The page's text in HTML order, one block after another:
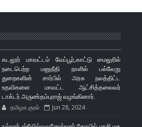
கடலூர் மாவட்டம் வேப்பூர்,காட்டு மைலுரில்
நடைபெற்ற மனுநீதி நாளில் பல்வேறு
துறைகளின் சார்பில் அரசு நலத்திட்ட
உதவிகளை மாவட்ட ஆட்சித்தலைவர்
டாக்டர்.அருண்தம்புராஜ் வழங்கினார்.
தமிழக குரல் Jun 28, 2024